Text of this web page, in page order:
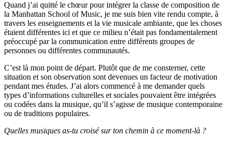
Quand j’ai quitté le chœur pour intégrer la classe de composition de
la Manhattan School of Music, je me suis bien vite rendu compte, à
travers les enseignements et la vie musicale ambiante, que les choses
étaient différentes ici et que ce milieu n’était pas fondamentalement
préoccupé par la communication entre différents groupes de
personnes ou différentes communautés.
C’est là mon point de départ. Plutôt que de me consterner, cette
situation et son observation sont devenues un facteur de motivation
pendant mes études. J’ai alors commencé à me demander quels
types d’informations culturelles et sociales pouvaient être intégrées
ou codées dans la musique, qu’il s’agisse de musique contemporaine
ou de traditions populaires.
Quelles musiques as-tu croisé sur ton chemin à ce moment-là ?